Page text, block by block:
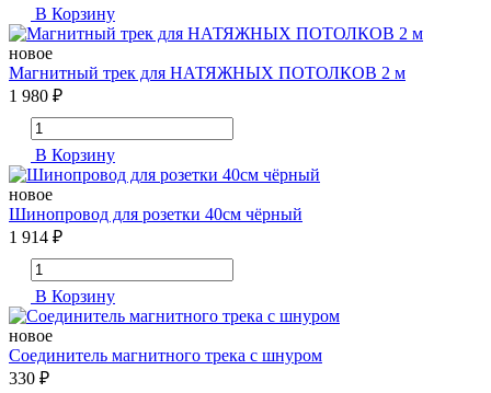
В Корзину
новое
Магнитный трек для НАТЯЖНЫХ ПОТОЛКОВ 2 м
1 980 ₽
В Корзину
новое
Шинопровод для розетки 40см чёрный
1 914 ₽
В Корзину
новое
Соединитель магнитного трека с шнуром
330 ₽